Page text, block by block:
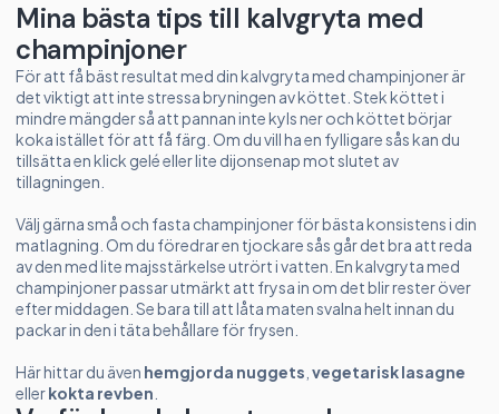
Mina bästa tips till kalvgryta med
champinjoner
För att få bäst resultat med din kalvgryta med champinjoner är
det viktigt att inte stressa bryningen av köttet. Stek köttet i
mindre mängder så att pannan inte kyls ner och köttet börjar
koka istället för att få färg. Om du vill ha en fylligare sås kan du
tillsätta en klick gelé eller lite dijonsenap mot slutet av
tillagningen.
Välj gärna små och fasta champinjoner för bästa konsistens i din
matlagning. Om du föredrar en tjockare sås går det bra att reda
av den med lite majsstärkelse utrört i vatten. En kalvgryta med
champinjoner passar utmärkt att frysa in om det blir rester över
efter middagen. Se bara till att låta maten svalna helt innan du
packar in den i täta behållare för frysen.
Här hittar du även hemgjorda nuggets vegetarisk lasagne
ellerkokta revben